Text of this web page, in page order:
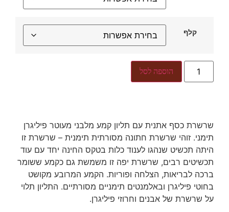
קלף
הוספה לסל
שרשרת כסף אתנית עם תליון קמע מלבני מעוטר פיליגרן
תימני. זוהי שרשרת חתונה מסורתית תימנית – שרשרת זו
היתה תכשיט שנהגו לענוד כלות בטקס החינה יחד עם עוד
תכשיטים רבים, שרשרת יפה זו משמשת גם כקמע ששומר
ברכה לבריאות, הצלחה ופוריות. הקמע המרובע מקושט
בחוטי פיליגרן ובאלמנטים תימניים מסורתיים. התליון תלוי
על שרשרת של אבנים וחרוזי פיליגרן.